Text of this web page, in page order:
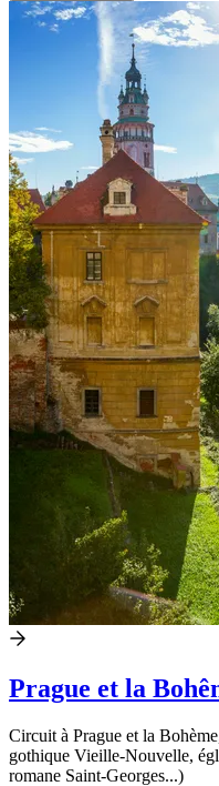
Prague et la
Circuit à Prague et la
gothique Vieille-Nouvelle,
romane Saint-Georges...)